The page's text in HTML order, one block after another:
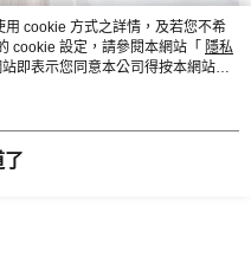
cookie 方式之詳情，及若您不希
cookie 設定，請參閱本網站「 隱私
即表示您同意本公司得按本網站使
了